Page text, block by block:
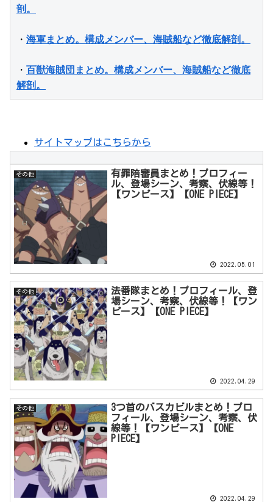
剖。
・ 海軍まとめ。構成メンバー、海賊船など徹底解剖。
・ 百獣海賊団まとめ。構成メンバー、海賊船など徹底
解剖。
サイトマップはこちらから
その他
有罪陪審員まとめ！プロフィー
ル、登場シーン、考察、伏線等！
【ワンピース】【ONE PIECE】
2022.05.01
その他
法番隊まとめ！プロフィール、登
場シーン、考察、伏線等！【ワン
ピース】【ONE PIECE】
2022.04.29
その他
3つ首のバスカビルまとめ！プロ
フィール、登場シーン、考察、伏
線等！【ワンピース】【ONE
PIECE】
2022.04.29